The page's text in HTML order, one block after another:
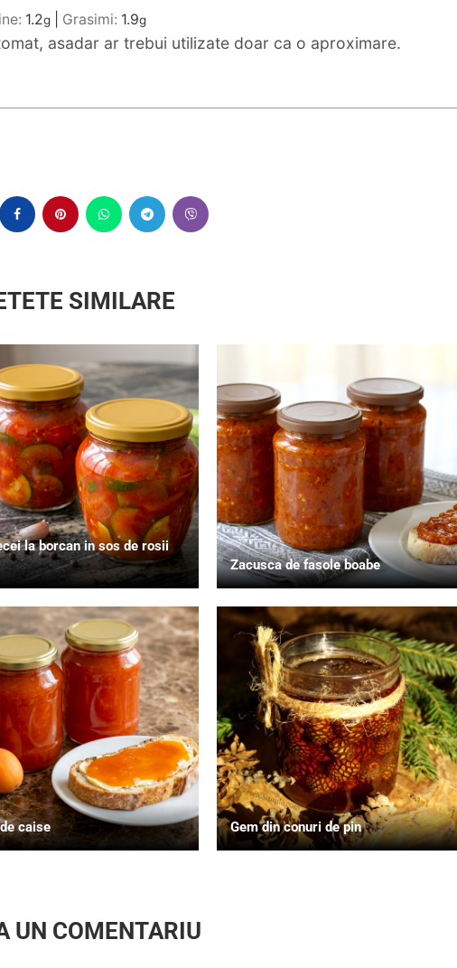
1.2g Grasimi: 1.9g
asadar ar trebui utilizate doar ca o aproximare.
SIMILARE
la borcan in sos de rosii
Zacusca de fasole boabe
caise Gem din conuri de pin
UN COMENTARIU